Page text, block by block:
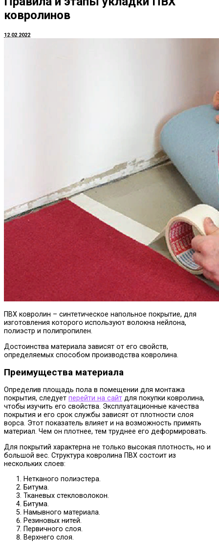
ковролинов
12.02.2022
ПВХ ковролин – синтетическое напольное покрытие, для
изготовления которого используют волокна нейлона,
полиэстр и полипропилен.
Достоинства материала зависят от его свойств,
определяемых способом производства ковролина.
Преимущества материала
Определив площадь пола в помещении для монтажа
покрытия, следует перейти на сайт для покупки ковролина,
чтобы изучить его свойства. Эксплуатационные качества
покрытия и его срок службы зависят от плотности слоя
ворса. Этот показатель влияет и на возможность примять
материал. Чем он плотнее, тем труднее его деформировать.
Для покрытий характерна не только высокая плотность, но и
большой вес. Структура ковролина ПВХ состоит из
нескольких слоев:
Нетканого полиэстера.
Битума.
Тканевых стекловолокон.
Битума.
Намывного материала.
Резиновых нитей.
Первичного слоя.
Верхнего слоя.